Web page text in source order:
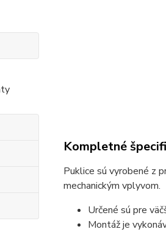
Kompletné
Puklice sú vyrobené z
mechanickým vplyvom.
Určené sú pre
Montáž je